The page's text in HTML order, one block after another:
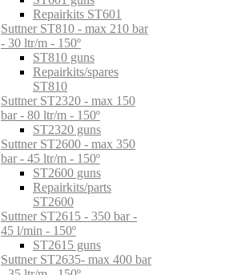
Repairkits ST601
Suttner ST810 - max 210 bar
- 30 ltr/m - 150º
ST810 guns
Repairkits/spares
ST810
Suttner ST2320 - max 150
bar - 80 ltr/m - 150º
ST2320 guns
Suttner ST2600 - max 350
bar - 45 ltr/m - 150º
ST2600 guns
Repairkits/parts
ST2600
Suttner ST2615 - 350 bar -
45 l/min - 150º
ST2615 guns
Suttner ST2635- max 400 bar